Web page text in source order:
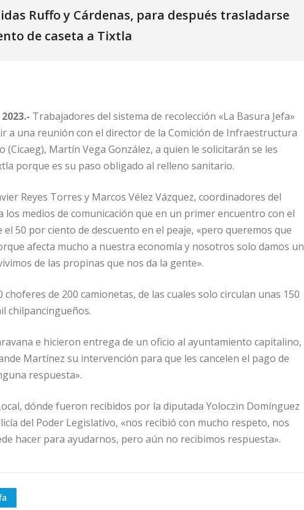
Ruffo y Cárdenas, para después trasladarse
de caseta a Tixtla
Trabajadores del sistema de recolección «La Basura Jefa»
a una reunión con el director de la Comición de Infraestructura
Martín Vega González, a quien le solicitarán se les
porque es su paso obligado al relleno sanitario.
Reyes Torres y Marcos Vélez Vázquez, coordinadores del
los medios de comunicación que en un primer encuentro con el
50 por ciento de descuento en el peaje, «pero queremos que
afecta mucho a nuestra economía y nosotros solo damos un
de las propinas que nos da la gente».
de 200 camionetas, de las cuales solo circulan unas 150
chilpancingueños.
e hicieron entrega de un oficio al ayuntamiento capitalino,
Martínez su intervención para que les cancelen el pago de
respuesta».
dónde fueron recibidos por la diputada Yoloczin Domínguez
del Poder Legislativo, «nos recibió con mucho respeto, nos
hacer para ayudarnos, pero aún no recibimos respuesta».